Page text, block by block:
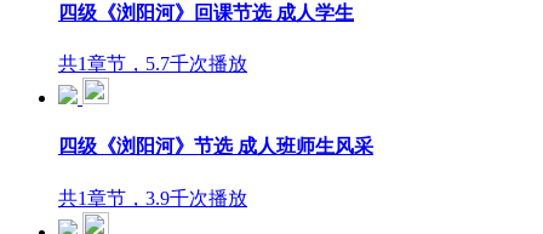
四级《浏阳河》回课节选 成人学生
共1章节，5.7千次播放
四级《浏阳河》节选 成人班师生风采
共1章节，3.9千次播放